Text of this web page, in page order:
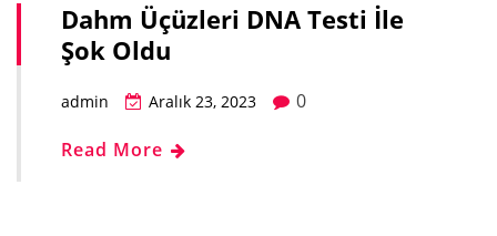
Dahm Üçüzleri DNA Testi İle
Şok Oldu
admin Aralık 23, 2023
0
Read More